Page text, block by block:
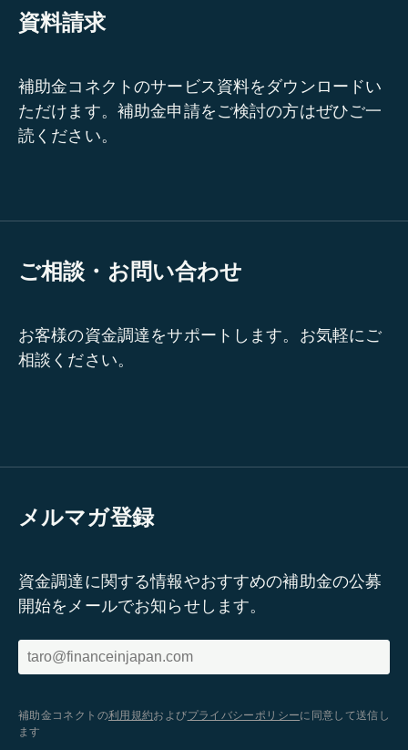
資料請求
補助金コネクトのサービス資料をダウンロードい
ただけます。補助金申請をご検討の方はぜひご一
読ください。
ご相談・お問い合わせ
お客様の資金調達をサポートします。お気軽にご
相談ください。
メルマガ登録
資金調達に関する情報やおすすめの補助金の公募
開始をメールでお知らせします。
補助金コネクトの利用規約およびプライバシーポリシーに同意して送信し
ます